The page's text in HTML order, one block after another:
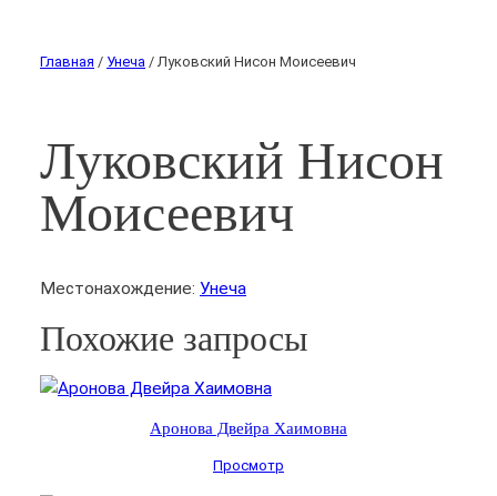
Главная / Унеча / Луковский Нисон Моисеевич
Луковский Нисон
Моисеевич
Местонахождение: Унеча
Похожие запросы
Аронова Двейра Хаимовна
Просмотр